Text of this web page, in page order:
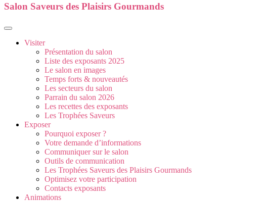
Salon Saveurs des Plaisirs Gourmands
Visiter
Présentation du salon
Liste des exposants 2025
Le salon en images
Temps forts & nouveautés
Les secteurs du salon
Parrain du salon 2026
Les recettes des exposants
Les Trophées Saveurs
Exposer
Pourquoi exposer ?
Votre demande d’informations
Communiquer sur le salon
Outils de communication
Les Trophées Saveurs des Plaisirs Gourmands
Optimisez votre participation
Contacts exposants
Animations